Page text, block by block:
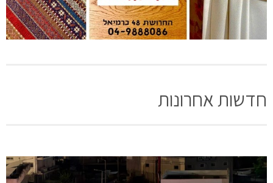
חדשות אחרונות